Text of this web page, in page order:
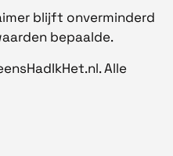
blijft onverminderd
bepaalde.
Alle